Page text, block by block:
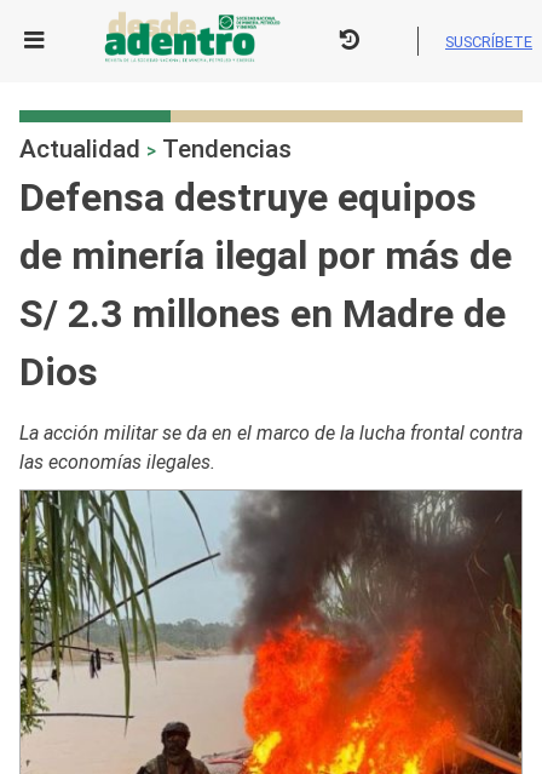
SUSCRÍBETE
Actualidad > Tendencias
Defensa destruye equipos
de minería ilegal por más de
S/ 2.3 millones en Madre de
Dios
La acción militar se da en el marco de la lucha frontal contra
las economías ilegales.